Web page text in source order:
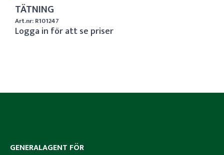
TÄTNING
Art.nr: R101247
Logga in för att se priser
GENERALAGENT FÖR